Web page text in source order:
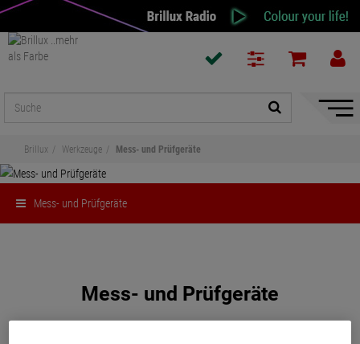
Brillux Werkzeuge Mess- und Prüfgeräte
Mess- und Prüfgeräte
Mess- und Prüfgeräte